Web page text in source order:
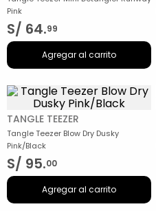
Pink
S/ 64.99
Agregar al carrito
TANGLE TEEZER
Tangle Teezer Blow Dry Dusky
Pink/Black
S/ 95.00
Agregar al carrito